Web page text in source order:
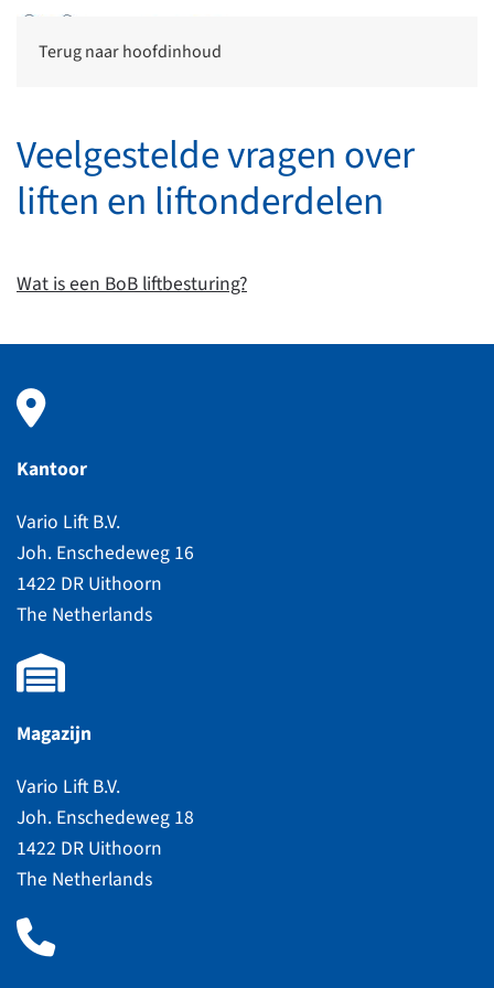
Terug naar hoofdinhoud
Veelgestelde vragen over
liften en liftonderdelen
Wat is een BoB liftbesturing?
Kantoor
Vario Lift B.V.
Joh. Enschedeweg 16
1422 DR Uithoorn
The Netherlands
Magazijn
Vario Lift B.V.
Joh. Enschedeweg 18
1422 DR Uithoorn
The Netherlands